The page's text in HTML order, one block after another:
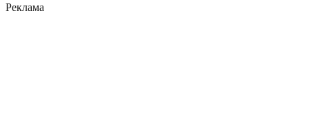
Реклама